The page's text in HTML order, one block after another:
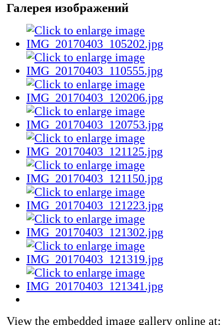
Галерея изображений
View the embedded image gallery online at: